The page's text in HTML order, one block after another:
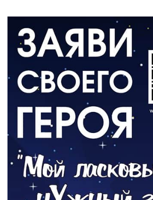
ВЛАСТЬ
«Второй старт» для
РАЗЪЯСНЯЕМ
Контракт с новой выплатой
05.08.2026